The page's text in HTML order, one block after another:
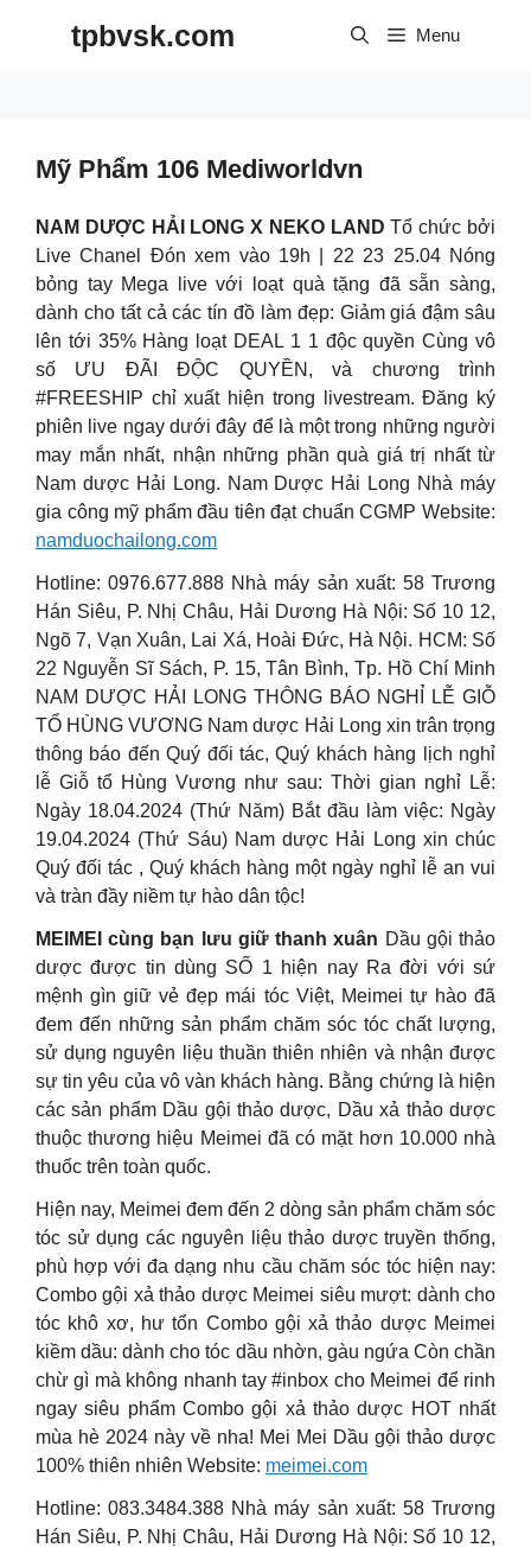
tpbvsk.com Menu
Mỹ Phẩm 106 Mediworldvn
NAM DƯỢC HẢI LONG X NEKO LAND Tổ chức bởi
Live Chanel Đón xem vào 19h | 22 23 25.04 Nóng
bỏng tay Mega live với loạt quà tặng đã sẵn sàng,
dành cho tất cả các tín đồ làm đẹp: Giảm giá đậm sâu
lên tới 35% Hàng loạt DEAL 1 1 độc quyền Cùng vô
số ƯU ĐÃI ĐỘC QUYỀN, và chương trình
#FREESHIP chỉ xuất hiện trong livestream. Đăng ký
phiên live ngay dưới đây để là một trong những người
may mắn nhất, nhận những phần quà giá trị nhất từ
Nam dược Hải Long. Nam Dược Hải Long Nhà máy
gia công mỹ phẩm đầu tiên đạt chuẩn CGMP Website:
namduochailong.com
Hotline: 0976.677.888 Nhà máy sản xuất: 58 Trương
Hán Siêu, P. Nhị Châu, Hải Dương Hà Nội: Số 10 12,
Ngõ 7, Vạn Xuân, Lai Xá, Hoài Đức, Hà Nội. HCM: Số
22 Nguyễn Sĩ Sách, P. 15, Tân Bình, Tp. Hồ Chí Minh
NAM DƯỢC HẢI LONG THÔNG BÁO NGHỈ LỄ GIỖ
TỔ HÙNG VƯƠNG Nam dược Hải Long xin trân trọng
thông báo đến Quý đối tác, Quý khách hàng lịch nghỉ
lễ Giỗ tổ Hùng Vương như sau: Thời gian nghỉ Lễ:
Ngày 18.04.2024 (Thứ Năm) Bắt đầu làm việc: Ngày
19.04.2024 (Thứ Sáu) Nam dược Hải Long xin chúc
Quý đối tác , Quý khách hàng một ngày nghỉ lễ an vui
và tràn đầy niềm tự hào dân tộc!
MEIMEI cùng bạn lưu giữ thanh xuân Dầu gội thảo
dược được tin dùng SỐ 1 hiện nay Ra đời với sứ
mệnh gìn giữ vẻ đẹp mái tóc Việt, Meimei tự hào đã
đem đến những sản phẩm chăm sóc tóc chất lượng,
sử dụng nguyên liệu thuần thiên nhiên và nhận được
sự tin yêu của vô vàn khách hàng. Bằng chứng là hiện
các sản phẩm Dầu gội thảo dược, Dầu xả thảo dược
thuộc thương hiệu Meimei đã có mặt hơn 10.000 nhà
thuốc trên toàn quốc.
Hiện nay, Meimei đem đến 2 dòng sản phẩm chăm sóc
tóc sử dụng các nguyên liệu thảo dược truyền thống,
phù hợp với đa dạng nhu cầu chăm sóc tóc hiện nay:
Combo gội xả thảo dược Meimei siêu mượt: dành cho
tóc khô xơ, hư tổn Combo gội xả thảo dược Meimei
kiềm dầu: dành cho tóc dầu nhờn, gàu ngứa Còn chần
chừ gì mà không nhanh tay #inbox cho Meimei để rinh
ngay siêu phẩm Combo gội xả thảo dược HOT nhất
mùa hè 2024 này về nha! Mei Mei Dầu gội thảo dược
100% thiên nhiên Website: meimei.com
Hotline: 083.3484.388 Nhà máy sản xuất: 58 Trương
Hán Siêu, P. Nhị Châu, Hải Dương Hà Nội: Số 10 12,